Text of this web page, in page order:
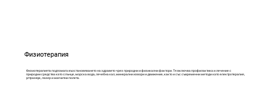
Физиотерапия
Физиотерапията подпомага възстановяването на здравето чрез природни и физикални фактори. Тя включва профилактика и лечение с
природни средства като слънце, морска вода, лечебна кал, минерални извори и движение, както и със съвременни методи като електротерапия,
ултразвук, лазер и магнитни полета.